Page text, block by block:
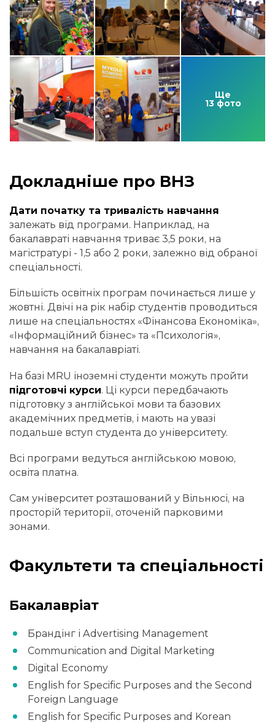
Ще
13 фото
Докладніше про ВНЗ
Дати початку та тривалість навчання
залежать від програми. Наприклад, на
бакалавраті навчання триває 3,5 роки, на
магістратурі - 1,5 або 2 роки, залежно від обраної
спеціальності.
Більшість освітніх програм починається лише у
жовтні. Двічі на рік набір студентів проводиться
лише на спеціальностях «Фінансова Економіка»,
«Інформаційний бізнес» та «Психологія»,
навчання на бакалавріаті.
На базі MRU іноземні студенти можуть пройти
підготовчі курси. Ці курси передбачають
підготовку з англійської мови та базових
академічних предметів, і мають на увазі
подальше вступ студента до університету.
Всі програми ведуться англійською мовою,
освіта платна.
Сам університет розташований у Вільнюсі, на
просторій території, оточеній парковими
зонами.
Факультети та спеціальності
Бакалавріат
Брандінг і Advertising Management
Communication and Digital Marketing
Digital Economy
English for Specific Purposes and the Second
Foreign Language
English for Specific Purposes and Korean